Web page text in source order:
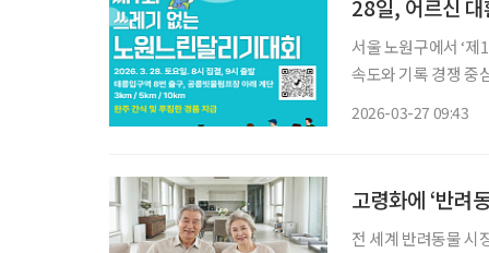
28일, 어르신 대
서울 노원구에서 ‘제
속도와 기록 경쟁 중
2026-03-27 09:43
고령화에 ‘반려
전 세계 반려동물 시